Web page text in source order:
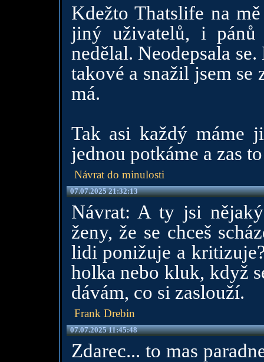
Kdežto Thatslife na
jiný uživatelů, i
nedělal. Neodepsala
takové a snažil jsem
má.
Tak asi každý máme
jednou potkáme a zas
Návrat do minulosti
07.07.2025 21:32:13
Návrat: A ty jsi
ženy, že se chceš
lidi ponižuje a
holka nebo kluk, když
dávám, co si zaslouží.
Frank Drebin
07.07.2025 11:45:48
Zdarec... to mas